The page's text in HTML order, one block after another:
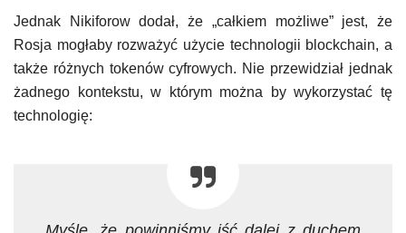
Jednak Nikiforow dodał, że „całkiem możliwe” jest, że
Rosja mogłaby rozważyć użycie technologii blockchain, a
także różnych tokenów cyfrowych. Nie przewidział jednak
żadnego kontekstu, w którym można by wykorzystać tę
technologię: